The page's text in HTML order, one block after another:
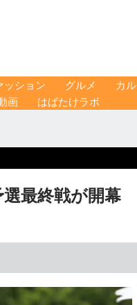
ッション グルメ カ
画 はばたけラボ
最終戦が開幕